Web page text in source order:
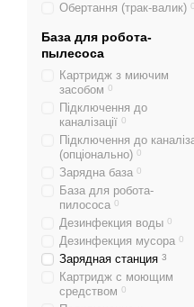
Обертання (трак-валик) 0
База для робота-
пылесоса
Картридж з миючим
засобом 0
Підключення до
каналізації 0
Підключення до
(опціонально) 0
Зарядна база 0
База для робота-
пилососа 0
Дезинфекция воды 0
Дезинфекция мусора 0
Зарядная станция 3
Картридж с моющим
средством 0